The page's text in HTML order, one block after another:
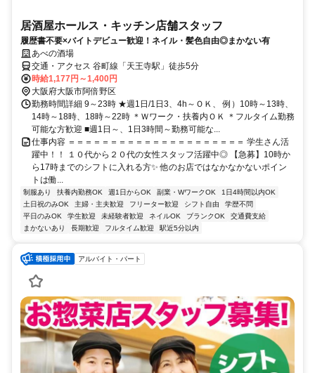
居酒屋ホールス・キッチン店舗スタッフ
履歴書不要×バイトデビュー歓迎！ネイル・髪色自由◎まかない有
あべの酒場
交通・アクセス 谷町線「天王寺駅」徒歩5分
時給1,177円～1,400円
大阪府大阪市阿倍野区
勤務時間詳細 9～23時 ★週1日/1日3、4h～ＯＫ、 例）10時～13時、
14時～18時、18時～22時 ＊Ｗワーク・扶養内ＯＫ ＊フルタイム勤務
可能な方歓迎 ■週1日～、1日3時間～勤務可能な...
仕事内容 ＝＝＝＝＝＝＝＝＝＝＝＝＝＝＝＝＝＝＝＝＝ 学生さん活
躍中！！ １０代から２０代の女性スタッフ活躍中◎ 【急募】10時か
ら17時までのシフトに入れる方✨ 他のお店ではなかなかないポイン
トは働...
制服あり 扶養内勤務OK 週1日からOK 副業・WワークOK
1日4時間以内OK
土日祝のみOK
主婦・主夫歓迎 フリーター歓迎 シフト自由
学歴不問
平日のみOK
学生歓迎 未経験者歓迎 ネイルOK ブランクOK
交通費支給
まかないあり
長期歓迎 フルタイム歓迎 駅近5分以内
アルバイト・パート